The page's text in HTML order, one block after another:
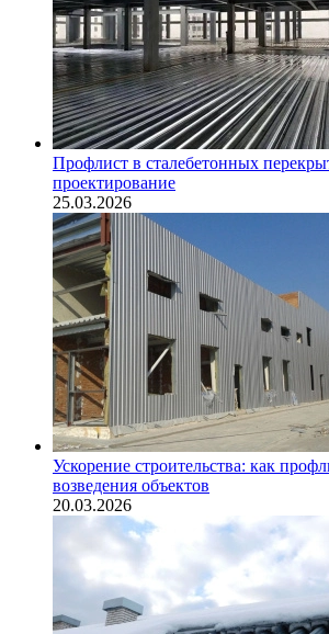
Профлист в сталебетонных
проектирование
25.03.2026
Ускорение строительства: как
возведения объектов
20.03.2026